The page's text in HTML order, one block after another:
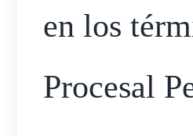
en los
Procesal